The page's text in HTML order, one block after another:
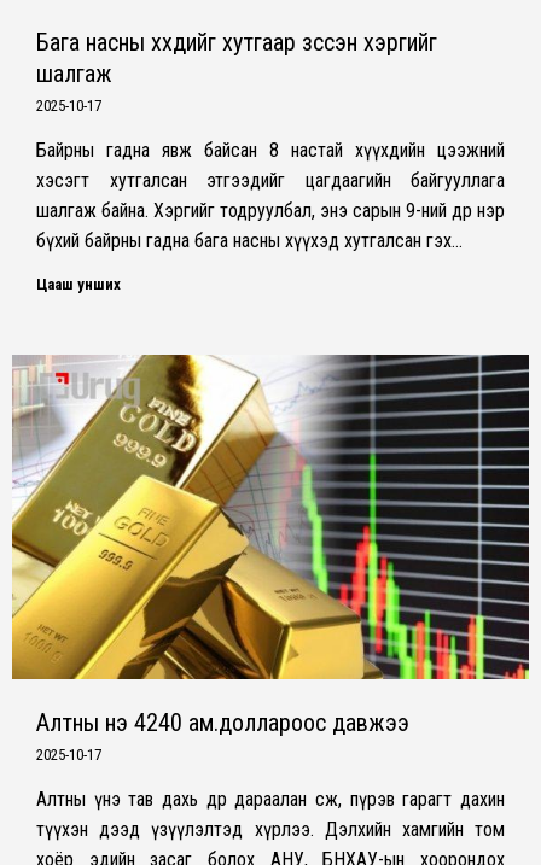
Бага насны хүүхдийг хутгаар зүссэн хэргийг
шалгаж
2025-10-17
Байрны гадна явж байсан 8 настай хүүхдийн цээжний
хэсэгт хутгалсан этгээдийг цагдаагийн байгууллага
шалгаж байна. Хэргийг тодруулбал, энэ сарын 9-ний өдөр нэр
бүхий байрны гадна бага насны хүүхэд хутгалсан гэх…
Цааш унших
Алтны үнэ 4240 ам.доллароос давжээ
2025-10-17
Алтны үнэ тав дахь өдрөө дараалан өсөж, пүрэв гарагт дахин
түүхэн дээд үзүүлэлтэд хүрлээ. Дэлхийн хамгийн том
хоёр эдийн засаг болох АНУ, БНХАУ-ын хоорондох